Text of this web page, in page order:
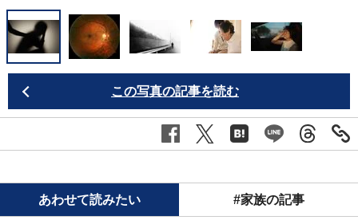
この写真の記事を読む
あわせて読みたい #家族の記事